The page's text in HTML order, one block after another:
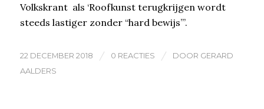
Volkskrant als ‘Roofkunst terugkrijgen wordt
steeds lastiger zonder “hard bewijs”’.
22 DECEMBER 2018 / 0 REACTIES / DOOR GERARD
AALDERS